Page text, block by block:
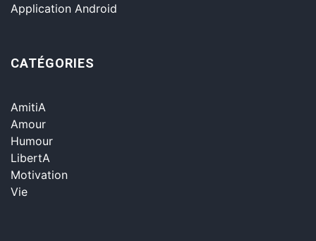
Application Android
CATÉGORIES
AmitiA
Amour
Humour
LibertA
Motivation
Vie